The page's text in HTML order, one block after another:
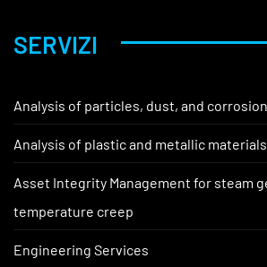
SERVIZI
Analysis of particles, dust, and
Analysis of plastic and metallic materials
Asset Integrity Management for steam
temperature creep
Engineering Services